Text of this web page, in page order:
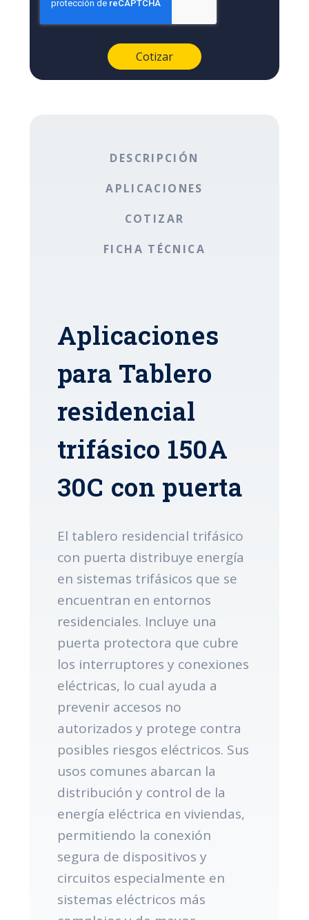
DESCRIPCIÓN
APLICACIONES
COTIZAR
FICHA TÉCNICA
Aplicaciones
para Tablero
residencial
trifásico 150A
30C con puerta
El tablero residencial trifásico
con puerta distribuye energía
en sistemas trifásicos que se
encuentran en entornos
residenciales. Incluye una
puerta protectora que cubre
los interruptores y conexiones
eléctricas, lo cual ayuda a
prevenir accesos no
autorizados y protege contra
posibles riesgos eléctricos. Sus
usos comunes abarcan la
distribución y control de la
energía eléctrica en viviendas,
permitiendo la conexión
segura de dispositivos y
circuitos especialmente en
sistemas eléctricos más